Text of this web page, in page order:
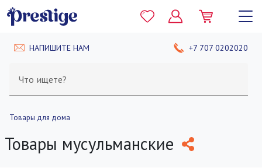
НАПИШИТЕ НАМ +7 707 0202020
Что ищете?
Товары для дома
Товары мусульманские